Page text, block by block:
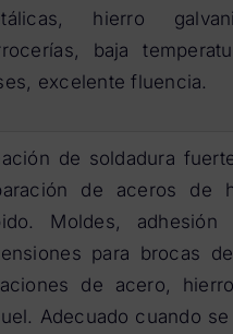
hierro
baja
excelente fluencia.
de soldadura
de aceros de
Moldes,
para brocas
de acero,
Adecuado cuando